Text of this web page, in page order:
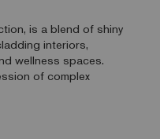
is a blend of shiny
interiors,
wellness spaces.
of complex